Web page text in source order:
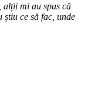
alții mi au spus că
ce să fac, unde